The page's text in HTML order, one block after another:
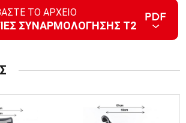
ΤΟ ΑΡΧΕΙΟ
ΣΥΝΑΡΜΟΛΟΓΗΣΗΣ T2